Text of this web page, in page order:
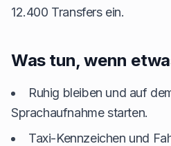
12.400 Transfers ein.
Was tun, wenn
Ruhig bleiben und auf
Sprachaufnahme starten.
Taxi-Kennzeichen und